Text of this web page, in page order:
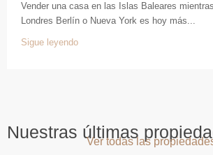
Vender una casa en las Islas Baleares
Londres Berlín o Nueva York es hoy más...
Sigue leyendo
Nuestras últimas
Ver todas las